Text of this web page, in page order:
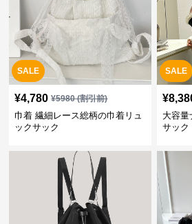
SALE
¥4,780 ¥5980(割引前)
巾着 繊細レース総柄の巾着リュ
ックサック
SALE
¥
大容量
サック